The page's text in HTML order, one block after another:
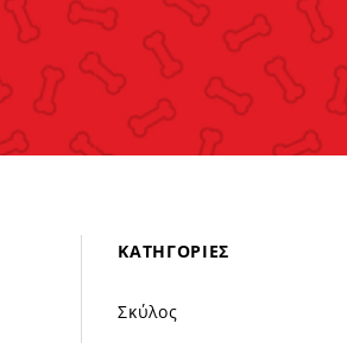
ΚΑΤΗΓΟΡΊΕΣ
Σκύλος